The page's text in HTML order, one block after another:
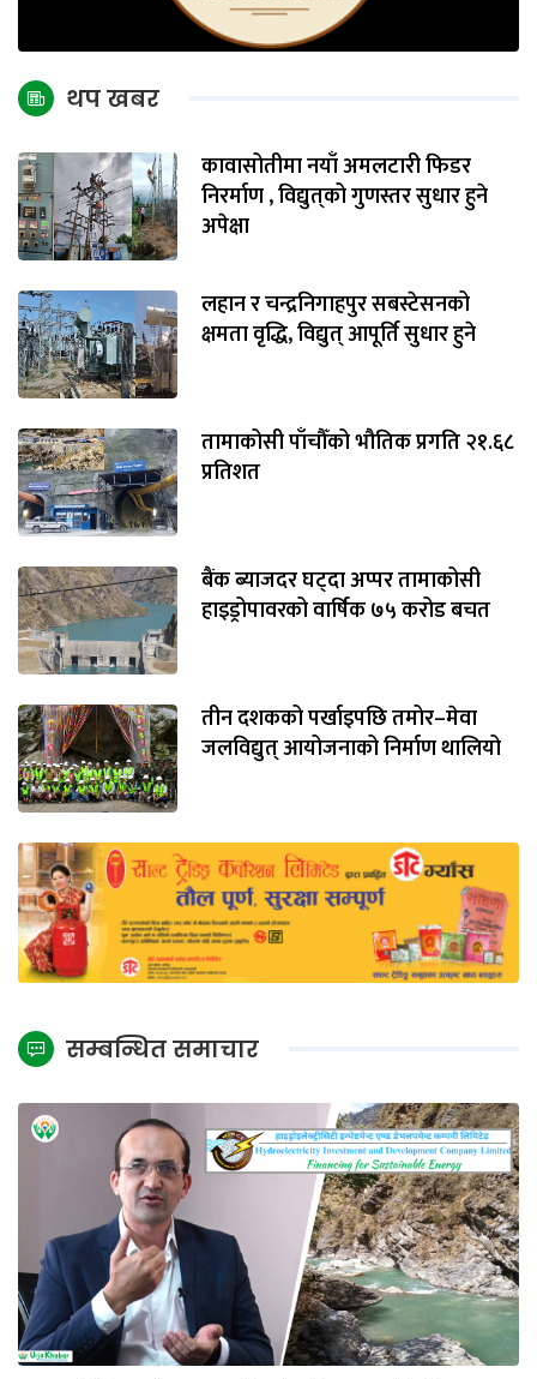
थप खबर
कावासोतीमा नयाँ अमलटारी फिडर
निरर्माण , विद्युत्‌को गुणस्तर सुधार हुने
अपेक्षा
लहान र चन्द्रनिगाहपुर सबस्टेसनको
क्षमता वृद्धि, विद्युत् आपूर्ति सुधार हुने
तामाकोसी पाँचौँको भौतिक प्रगति २१.६८
प्रतिशत
बैंक ब्याजदर घट्दा अप्पर तामाकोसी
हाइड्रोपावरको वार्षिक ७५ करोड बचत
तीन दशकको पर्खाइपछि तमोर–मेवा
जलविद्युत् आयोजनाको निर्माण थालियो
सम्बन्धित समाचार